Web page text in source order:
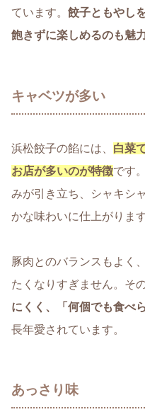
ています。 餃子ともやし
飽きずに楽しめるのも魅
キャベツが多い
浜松餃子の餡には、 白菜
お店が多いのが特徴です
みが引き立ち、シャキシ
かな味わいに仕上がります
豚肉とのバランスもよく
たくなりすぎません。その
にくく、「何個でも食べ
長年愛されています。
あっさり味